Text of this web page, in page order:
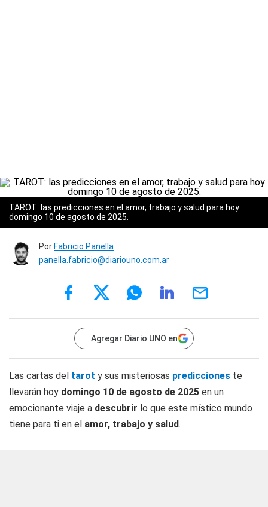
TAROT: las predicciones en el amor, trabajo y salud para hoy
domingo 10 de agosto de 2025.
Por Fabricio Panella
panella.fabricio@diariouno.com.ar
Agregar Diario UNO en
Las cartas del tarot y sus misteriosas predicciones te
llevarán hoy domingo 10 de agosto de 2025 en un
emocionante viaje a descubrir lo que este místico mundo
tiene para ti en el amor, trabajo y salud.